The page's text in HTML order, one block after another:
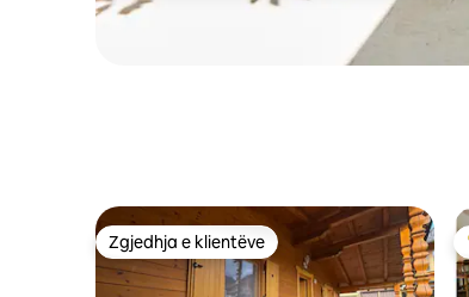
Zgjedhja e klientëve
Zgjedhja e klientëve